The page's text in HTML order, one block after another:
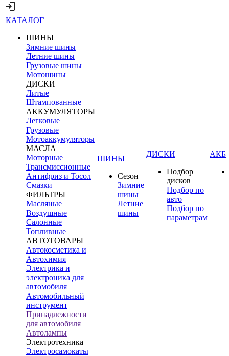
КАТАЛОГ
ШИНЫ
Зимние шины
Летние шины
Грузовые шины
Мотошины
ДИСКИ
Литые
Штампованные
АККУМУЛЯТОРЫ
Легковые
Грузовые
Мотоаккумуляторы
МАСЛА
Моторные
Трансмиссионные
Антифриз и Тосол
Смазки
ФИЛЬТРЫ
Масляные
Воздушные
Салонные
Топливные
АВТОТОВАРЫ
Автокосметика и
Автохимия
Электрика и
электроника для
автомобиля
Автомобильный
инструмент
Принадлежности
для автомобиля
Автолампы
Электротехника
Электросамокаты
ШИНЫ
Сезон
Зимние
шины
Летние
шины
ДИСКИ
Подбор
дисков
Подбор по
авто
Подбор по
параметрам
АКБ